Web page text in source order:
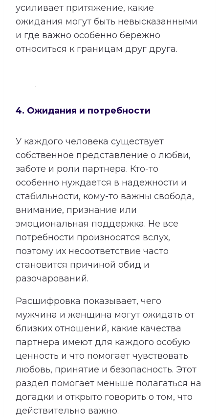
усиливает притяжение, какие
ожидания могут быть невысказанными
и где важно особенно бережно
относиться к границам друг друга.
4. Ожидания и потребности
У каждого человека существует
собственное представление о любви,
заботе и роли партнера. Кто-то
особенно нуждается в надежности и
стабильности, кому-то важны свобода,
внимание, признание или
эмоциональная поддержка. Не все
потребности произносятся вслух,
поэтому их несоответствие часто
становится причиной обид и
разочарований.
Расшифровка показывает, чего
мужчина и женщина могут ожидать от
близких отношений, какие качества
партнера имеют для каждого особую
ценность и что помогает чувствовать
любовь, принятие и безопасность. Этот
раздел помогает меньше полагаться на
догадки и открыто говорить о том, что
действительно важно.